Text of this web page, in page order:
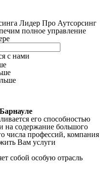
Лидер Про Аутсорсинг
полное управление
с нами
его способностью
на содержание большого
числа профессий, компания
Вам услуги
собой особую отрасль